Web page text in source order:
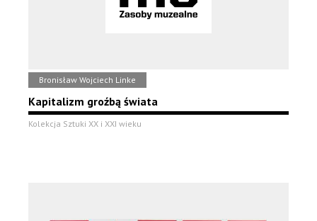
Bronisław Wojciech Linke
Kapitalizm groźbą świata
Kolekcja Sztuki XX i XXI wieku